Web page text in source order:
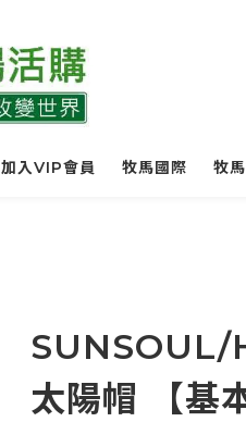
加入VIP會員 牧馬國際 牧
SUNSOUL/
太陽帽 【基